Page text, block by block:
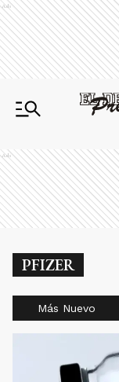
Ads
Ads
PFIZER
Más Nuevo